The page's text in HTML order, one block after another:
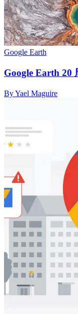
Google Earth
Google Earth 20
By Yael Maguire